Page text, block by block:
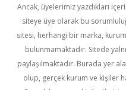
Ancak, üyelerimiz yazdıkları
siteye üye olarak bu
sitesi, herhangi bir marka,
bulunmamaktadır. Sitede
paylaşılmaktadır. Burada yer
olup, gerçek kurum ve kişiler